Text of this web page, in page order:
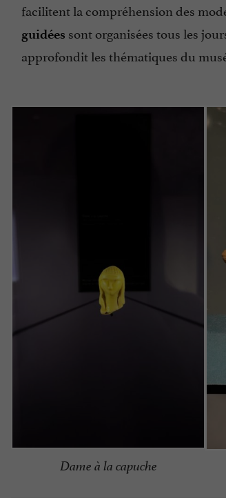
facilitent la compréhension des
guidées sont organisées tous les
approfondit les thématiques du
Dame à la capuche